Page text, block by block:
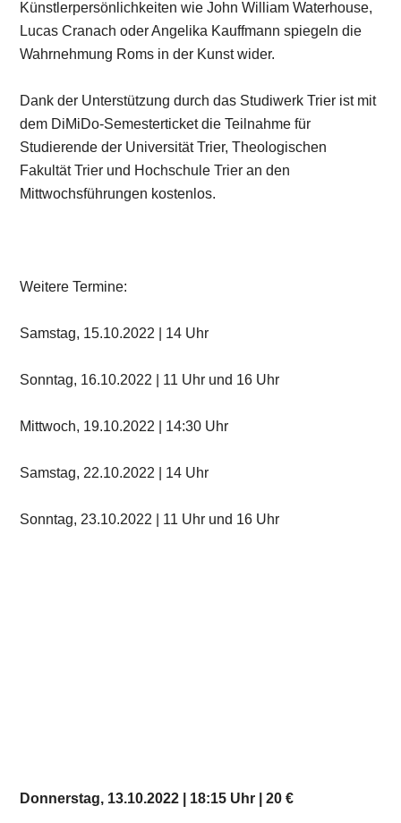
Künstlerpersönlichkeiten wie John William Waterhouse,
Lucas Cranach oder Angelika Kauffmann spiegeln die
Wahrnehmung Roms in der Kunst wider.
Dank der Unterstützung durch das Studiwerk Trier ist mit
dem DiMiDo-Semesterticket die Teilnahme für
Studierende der Universität Trier, Theologischen
Fakultät Trier und Hochschule Trier an den
Mittwochsführungen kostenlos.
Weitere Termine:
Samstag, 15.10.2022 | 14 Uhr
Sonntag, 16.10.2022 | 11 Uhr und 16 Uhr
Mittwoch, 19.10.2022 | 14:30 Uhr
Samstag, 22.10.2022 | 14 Uhr
Sonntag, 23.10.2022 | 11 Uhr und 16 Uhr
Donnerstag, 13.10.2022 | 18:15 Uhr | 20 €